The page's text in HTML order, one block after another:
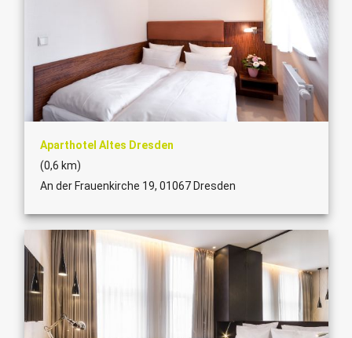
Aparthotel Altes Dresden
(0,6 km)
An der Frauenkirche 19, 01067 Dresden